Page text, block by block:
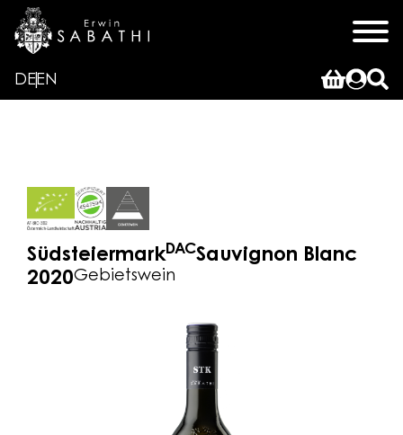
DEEN
SüdsteiermarkDACSauvignon Blanc
2020Gebietswein